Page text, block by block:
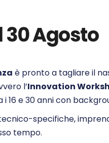
Digital Marketing
Learning Center
NIS2
Agosto
è pronto a tagliare il
l’Innovation
16 e 30 anni con
specifiche,
tempo.